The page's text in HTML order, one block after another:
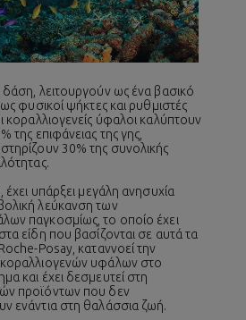
λειτουργούν ως ένα βασικό
φυσικοί ψήκτες και ρυθμιστές
κοραλλιογενείς ύφαλοι καλύπτουν
της επιφάνειας της γης,
30% της συνολικής
έχει υπάρξει μεγάλη ανησυχία
λεύκανση των
παγκοσμίως, το οποίο έχει
είδη που βασίζονται σε αυτά τα
Posay, καταννοεί την
υφάλων στο
και έχει δεσμευτεί στη
προϊόντων που δεν
ενάντια στη θαλάσσια ζωή.